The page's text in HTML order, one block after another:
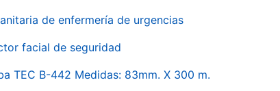
de enfermería de urgencias
facial de seguridad
TEC B-442 Medidas: 83mm. X 300 m.